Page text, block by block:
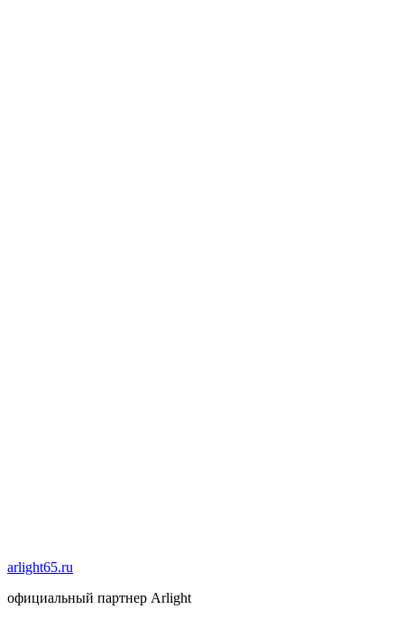
arlight65.ru
официальный партнер Arlight